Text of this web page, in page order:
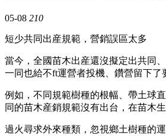
05-08 210
短少共同出産規範，營銷誤區太多
當今，全國苗木出産還沒擬定出共同
一同也給不ft運營者投機、鑽營留下了
例如，不同規範樹種的根幅、帶土球
同的苗木産銷規範沒有出台，在苗木
過火尋求外來種類，忽視鄉土樹種的運